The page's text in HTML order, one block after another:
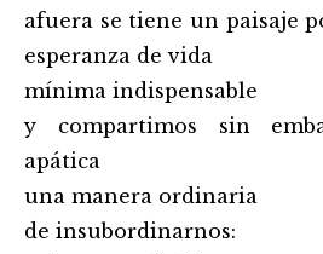
afuera se tiene un paisaje
esperanza de vida
mínima indispensable
y compartimos sin
apática
una manera ordinaria
de insubordinarnos: